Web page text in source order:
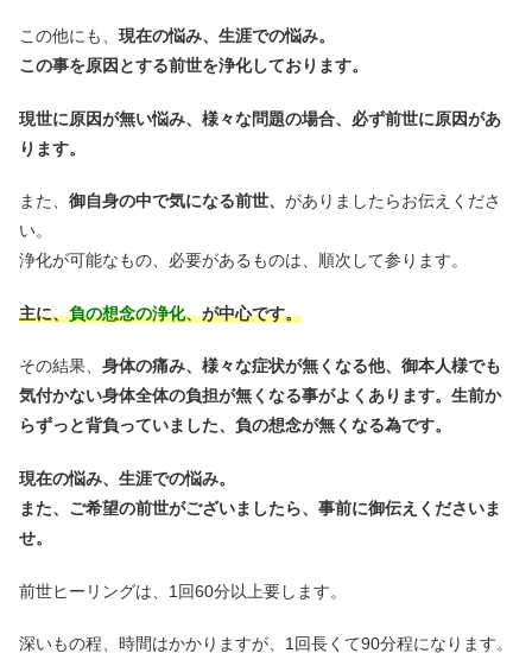
この他にも、 現在の悩み、生涯での悩み。
この事を原因とする前世を浄化しております。
現世に原因が無い悩み、様々な問題の場合、必ず前世に原因があ
ります。
また、 御自身の中で気になる前世、 がありましたらお伝えくださ
い。
浄化が可能なもの、必要があるものは、順次して参ります。
主に、負の想念の浄化、が中心です。
その結果、 身体の痛み、様々な症状が無くなる他、御本人様でも
気付かない身体全体の負担が無くなる事がよくあります。生前か
らずっと背負っていました、負の想念が無くなる為です。
現在の悩み、生涯での悩み。
また、ご希望の前世がございましたら、事前に御伝えくださいま
せ。
前世ヒーリングは、1回60分以上要します。
深いもの程、時間はかかりますが、1回長くて90分程になります。